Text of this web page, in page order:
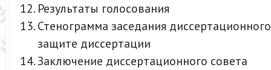
Результаты голосования
Стенограмма заседания
защите диссертации
Заключение диссертационного совета